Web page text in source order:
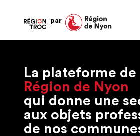
par
La plateforme de
Région de Nyon
qui donne une
aux objets
de nos